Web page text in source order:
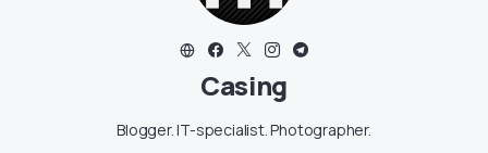
Casing
Blogger. IT-specialist. Photographer.